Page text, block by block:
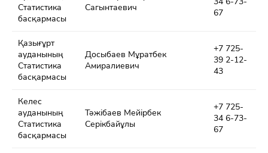
Статистика
басқармасы
Сагынтаевич
67
Қазығұрт
ауданының
Статистика
басқармасы
Досыбаев Мұратбек
Амиралиевич
+7 725-
39 2-12-
43
Келес
ауданының
Статистика
басқармасы
Тәжібаев Мейірбек
Серікбайұлы
+7 725-
34 6-73-
67